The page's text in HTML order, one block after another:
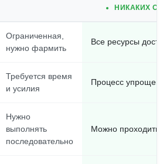
НИКАКИХ
Ограниченная,
нужно фармить
Все ресурсы
Требуется время
и усилия
Процесс упрощен,
Нужно
выполнять
последовательно
Можно